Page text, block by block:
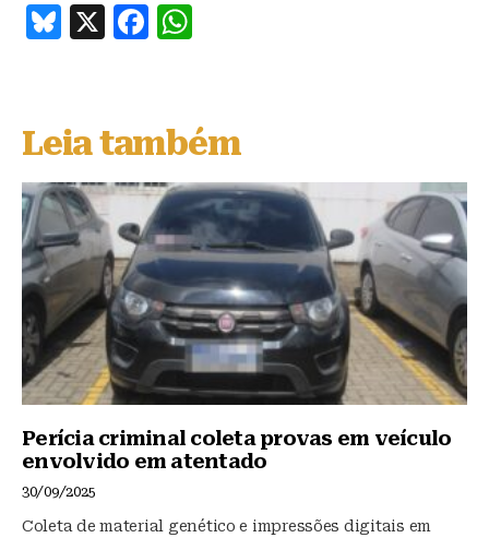
B
s
k
y
X
F
e
b
o
o
k
s
A
p
p
Leia também
Perícia criminal coleta provas em veículo
envolvido em atentado
30/09/2025
Coleta de material genético e impressões digitais em